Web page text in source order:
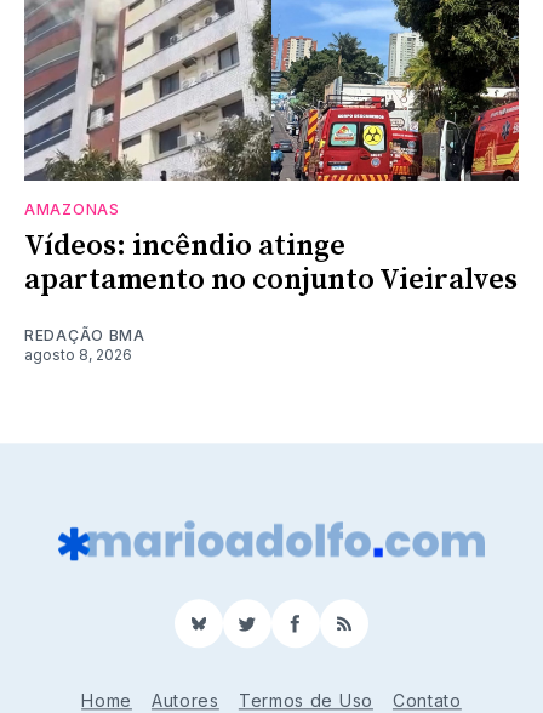
AMAZONAS
Vídeos: incêndio atinge
apartamento no conjunto Vieiralves
REDAÇÃO BMA
agosto 8, 2026
BlueSkyTwitterFacebook
RSS
Home Autores Termos de Uso Contato